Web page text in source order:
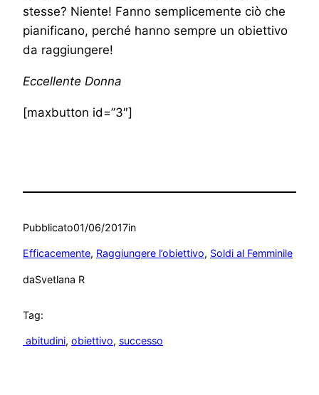
stesse? Niente! Fanno semplicemente ciò che
pianificano, perché hanno sempre un obiettivo
da raggiungere!
Eccellente Donna
[maxbutton id=”3″]
Pubblicato01/06/2017in
Efficacemente, Raggiungere l’obiettivo, Soldi al Femminile
daSvetlana R
Tag:
abitudini, obiettivo, successo